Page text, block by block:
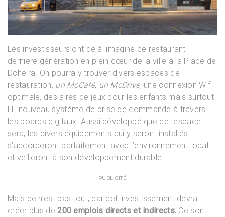
Les investisseurs ont déjà imaginé ce restaurant
dernière génération en plein cœur de la ville à la Place de
Dcheira. On pourra y trouver divers espaces de
restauration, un McCafé, un McDrive, une connexion Wifi
optimale, des aires de jeux pour les enfants mais surtout
LE nouveau système de prise de commande à travers
les boards digitaux. Aussi développé que cet espace
sera, les divers équipements qui y seront installés
s’accorderont parfaitement avec l’environnement local
et veilleront à son développement durable.
PUBLICITÉ
Mais ce n’est pas tout, car cet investissement devra
créer plus de 200 emplois directs et indirects. Ce sont